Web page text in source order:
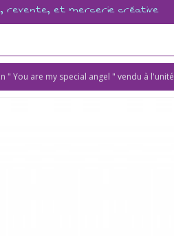
revente, et mercerie créative
" You are my special angel " vendu à l'unité